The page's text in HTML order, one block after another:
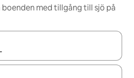
med tillgång till sjö på
kan du navigera med upp- och